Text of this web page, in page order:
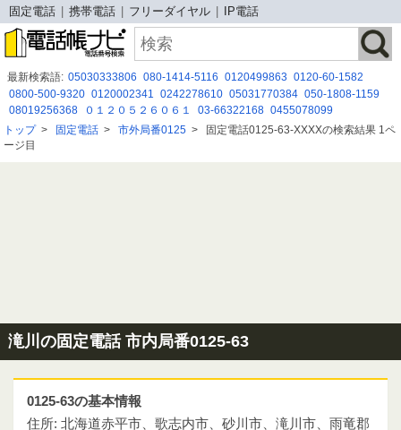
固定電話 携帯電話 フリーダイヤル IP電話
最新検索語: 05030333806 080-1414-5116 0120499863 0120-60-1582
0800-500-9320 0120002341 0242278610 05031770384 050-1808-1159
08019256368
０１２０５２６０６１ 03-66322168 0455078099
0671776643 07091602315 06-7526-4700 0671782807 080 7150 4579
0344469740
トップ> 固定電話 > 市外局番0125 > 固定電話0125-63-XXXXの検索結果 1ペ
ージ目
滝川の固定電話 市内局番0125-63
0125-63の基本情報
住所: 北海道赤平市、歌志内市、砂川市、滝川市、雨竜郡